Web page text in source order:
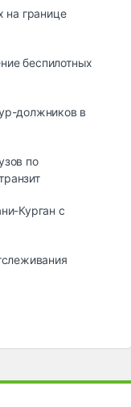
на границе
беспилотных
должников в
по
Курган с